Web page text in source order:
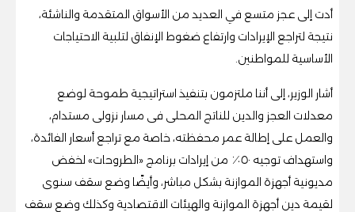
أدت إلى عجز متسع في العديد من الأسواق المتقدمة والناشئة،
نتيجة لتراجع الإيرادات وارتفاع ضغوط الإنفاق لتلبية الاحتياجات
الأساسية للمواطنين.
أشار الوزير، إلى أننا ملتزمون بتنفيذ استراتيجية طموحة لوضع
معدلات العجز والدين للناتج المحلى فى مسار نزولى مستدام،
والعمل على إطالة عمر محفظته، خاصة مع تراجع أسعار الفائدة،
واستهداف توجيه ٥٠٪ من إيرادات برنامج «الطروحات» لخفض
مديونية أجهزة الموازنة بشكل مباشر، وأيضًا وضع سقف سنوى
لقيمة دين أجهزة الموازنة والهيئات الاقتصادية وكذلك وضع سقف